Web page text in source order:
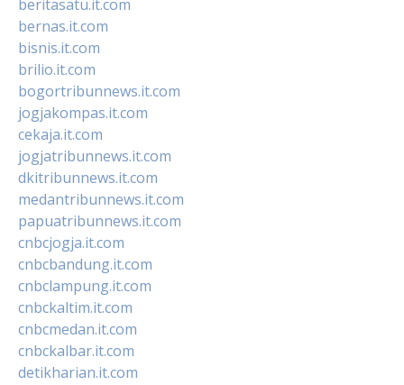
beritasatu.it.com
bernas.it.com
bisnis.it.com
brilio.it.com
bogortribunnews.it.com
jogjakompas.it.com
cekaja.it.com
jogjatribunnews.it.com
dkitribunnews.it.com
medantribunnews.it.com
papuatribunnews.it.com
cnbcjogja.it.com
cnbcbandung.it.com
cnbclampung.it.com
cnbckaltim.it.com
cnbcmedan.it.com
cnbckalbar.it.com
detikharian.it.com